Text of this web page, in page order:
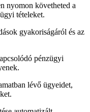
nyomon követheted a
tételeket.
gyakoriságáról és az
pénzügyi
lévő ügyeidet,